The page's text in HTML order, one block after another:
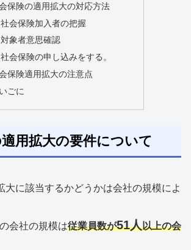
保険の適用拡大の対応方法
社会保険加入者の把握
対象者意思確認
社会保険の申し込みをする。
保険適用拡大の注意点
ごに
用拡大の要件について
大に該当するかどうかは会社の規模によ
会社の規模は従業員数が51人以上の会